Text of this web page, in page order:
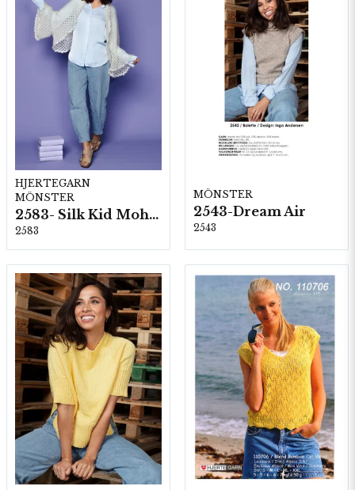
HJERTEGARN
MÖNSTER
2583- Silk Kid Mohair
2583
MÖNSTER
2543-Dream Air
2543